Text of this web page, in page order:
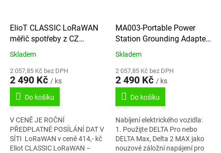
ElioT CLASSIC LoRaWAN
měřič spotřeby z CZ
elektroměrů
Skladem
2 057,85 Kč bez DPH
2 490 Kč / ks
Do košíku
V CENĚ JE ROČNÍ
PŘEDPLATNÉ POSÍLÁNÍ DAT V
SÍTI LoRaWAN v ceně 414,- kč
Eliot CLASSIC LoRaWAN –
MA003-Portable Power
Station Grounding Adapter-
C14
Skladem
2 057,85 Kč bez DPH
2 490 Kč / ks
Do košíku
Nabíjení elektrického vozidla:
1. Použijte DELTA Pro nebo
DELTA Max, Delta 2 MAX jako
nouzové záložní napájení pro